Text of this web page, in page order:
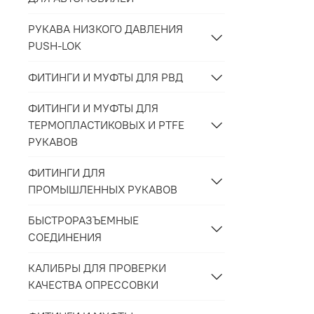
РУКАВА НИЗКОГО ДАВЛЕНИЯ
PUSH-LOK
ФИТИНГИ И МУФТЫ ДЛЯ РВД
ФИТИНГИ И МУФТЫ ДЛЯ
ТЕРМОПЛАСТИКОВЫХ И PTFE
РУКАВОВ
ФИТИНГИ ДЛЯ
ПРОМЫШЛЕННЫХ РУКАВОВ
БЫСТРОРАЗЪЕМНЫЕ
СОЕДИНЕНИЯ
КАЛИБРЫ ДЛЯ ПРОВЕРКИ
КАЧЕСТВА ОПРЕССОВКИ